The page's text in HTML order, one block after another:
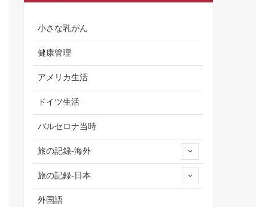
小さな乳がん
健康管理
アメリカ生活
ドイツ生活
バルセロナ当時
旅の記録-海外
旅の記録-日本
外国語